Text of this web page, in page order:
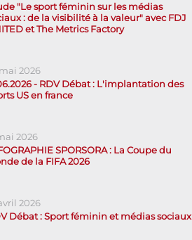
"Le sport féminin sur les médias
: de la visibilité à la valeur" avec FDJ
et The Metrics Factory
2026
- RDV Débat : L'implantation des
US en france
2026
SPORSORA : La Coupe du
de la FIFA 2026
2026
Débat : Sport féminin et médias sociaux